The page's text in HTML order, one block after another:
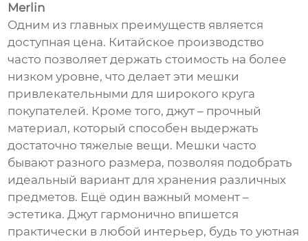
Merlin
Одним из главных преимуществ является
доступная цена. Китайское производство
часто позволяет держать стоимость на более
низком уровне, что делает эти мешки
привлекательными для широкого круга
покупателей. Кроме того, джут – прочный
материал, который способен выдержать
достаточно тяжелые вещи. Мешки часто
бывают разного размера, позволяя подобрать
идеальный вариант для хранения различных
предметов. Ещё один важный момент –
эстетика. Джут гармонично впишется
практически в любой интерьер, будь то уютная